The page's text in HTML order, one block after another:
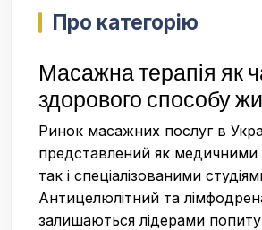
Про категорію
Масажна терапія як
здорового способу
Ринок масажних послуг в
представлений як
так і спеціалізованими
Антицелюлітний та
залишаються лідерами